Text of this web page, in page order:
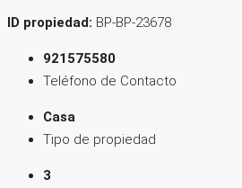
ID propiedad: BP-BP-23678
921575580
Teléfono de Contacto
Casa
Tipo de propiedad
3